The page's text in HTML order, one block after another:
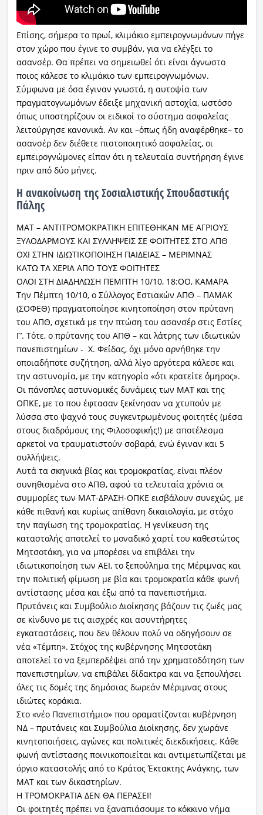
Επίσης, σήμερα το πρωί, κλιμάκιο εμπειρογνωμόνων πήγε
στον χώρο που έγινε το συμβάν, για να ελέγξει το
ασανσέρ. Θα πρέπει να σημειωθεί ότι είναι άγνωστο
ποιος κάλεσε το κλιμάκιο των εμπειρογνωμόνων.
Σύμφωνα με όσα έγιναν γνωστά, η αυτοψία των
πραγματογνωμόνων έδειξε μηχανική αστοχία, ωστόσο
όπως υποστηρίζουν οι ειδικοί το σύστημα ασφαλείας
λειτούργησε κανονικά. Αν και –όπως ήδη αναφέρθηκε– το
ασανσέρ δεν διέθετε πιστοποιητικό ασφαλείας, οι
εμπειρογνώμονες είπαν ότι η τελευταία συντήρηση έγινε
πριν από δύο μήνες.
Η ανακοίνωση της Σοσιαλιστικής Σπουδαστικής
Πάλης
ΜΑΤ – ΑΝΤΙΤΡΟΜΟΚΡΑΤΙΚΗ ΕΠΙΤΕΘΗΚΑΝ ΜΕ ΑΓΡΙΟΥΣ
ΞΥΛΟΔΑΡΜΟΥΣ ΚΑΙ ΣΥΛΛΗΨΕΙΣ ΣΕ ΦΟΙΤΗΤΕΣ ΣΤΟ ΑΠΘ
ΟΧΙ ΣΤΗΝ ΙΔΙΩΤΙΚΟΠΟΙΗΣΗ ΠΑΙΔΕΙΑΣ – ΜΕΡΙΜΝΑΣ
ΚΑΤΩ ΤΑ ΧΕΡΙΑ ΑΠΟ ΤΟΥΣ ΦΟΙΤΗΤΕΣ
ΟΛΟΙ ΣΤΗ ΔΙΑΔΗΛΩΣΗ ΠΕΜΠΤΗ 10/10, 18:ΟΟ, ΚΑΜΑΡΑ
Την Πέμπτη 10/10, ο Σύλλογος Εστιακών ΑΠΘ – ΠΑΜΑΚ
(ΣΟΦΕΘ) πραγματοποίησε κινητοποίηση στον πρύτανη
του ΑΠΘ, σχετικά με την πτώση του ασανσέρ στις Εστίες
Γ’. Τότε, ο πρύτανης του ΑΠΘ – και λάτρης των ιδιωτικών
πανεπιστημίων - Χ. Φείδας, όχι μόνο αρνήθηκε την
οποιαδήποτε συζήτηση, αλλά λίγο αργότερα κάλεσε και
την αστυνομία, με την κατηγορία «ότι κρατείτε όμηρος».
Οι πάνοπλες αστυνομικές δυνάμεις των ΜΑΤ και της
ΟΠΚΕ, με το που έφτασαν ξεκίνησαν να χτυπούν με
λύσσα στο ψαχνό τους συγκεντρωμένους φοιτητές (μέσα
στους διαδρόμους της Φιλοσοφικής!) με αποτέλεσμα
αρκετοί να τραυματιστούν σοβαρά, ενώ έγιναν και 5
συλλήψεις.
Αυτά τα σκηνικά βίας και τρομοκρατίας, είναι πλέον
συνηθισμένα στο ΑΠΘ, αφού τα τελευταία χρόνια οι
συμμορίες των ΜΑΤ-ΔΡΑΣΗ-ΟΠΚΕ εισβάλουν συνεχώς, με
κάθε πιθανή και κυρίως απίθανη δικαιολογία, με στόχο
την παγίωση της τρομοκρατίας. Η γενίκευση της
καταστολής αποτελεί το μοναδικό χαρτί του καθεστώτος
Μητσοτάκη, για να μπορέσει να επιβάλει την
ιδιωτικοποίηση των ΑΕΙ, το ξεπούλημα της Μέριμνας και
την πολιτική φίμωση με βία και τρομοκρατία κάθε φωνή
αντίστασης μέσα και έξω από τα πανεπιστήμια.
Πρυτάνεις και Συμβούλιο Διοίκησης βάζουν τις ζωές μας
σε κίνδυνο με τις αισχρές και ασυντήρητες
εγκαταστάσεις, που δεν θέλουν πολύ να οδηγήσουν σε
νέα «Τέμπη». Στόχος της κυβέρνησης Μητσοτάκη
αποτελεί το να ξεμπερδέψει από την χρηματοδότηση των
πανεπιστημίων, να επιβάλει δίδακτρα και να ξεπουλήσει
όλες τις δομές της δημόσιας δωρεάν Μέριμνας στους
ιδιώτες κοράκια.
Στο «νέο Πανεπιστήμιο» που οραματίζονται κυβέρνηση
ΝΔ – πρυτάνεις και Συμβούλια Διοίκησης, δεν χωράνε
κινητοποιήσεις, αγώνες και πολιτικές διεκδικήσεις. Κάθε
φωνή αντίστασης ποινικοποιείται και αντιμετωπίζεται με
όργιο καταστολής από το Κράτος Έκτακτης Ανάγκης, των
ΜΑΤ και των δικαστηρίων.
Η ΤΡΟΜΟΚΡΑΤΙΑ ΔΕΝ ΘΑ ΠΕΡΑΣΕΙ!
Οι φοιτητές πρέπει να ξαναπιάσουμε το κόκκινο νήμα